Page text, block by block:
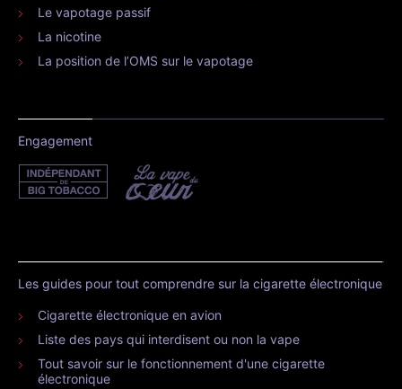
Le vapotage passif
La nicotine
La position de l’OMS sur le vapotage
Engagement
Les guides pour tout comprendre sur la cigarette électronique
Cigarette électronique en avion
Liste des pays qui interdisent ou non la vape
Tout savoir sur le fonctionnement d'une cigarette
électronique